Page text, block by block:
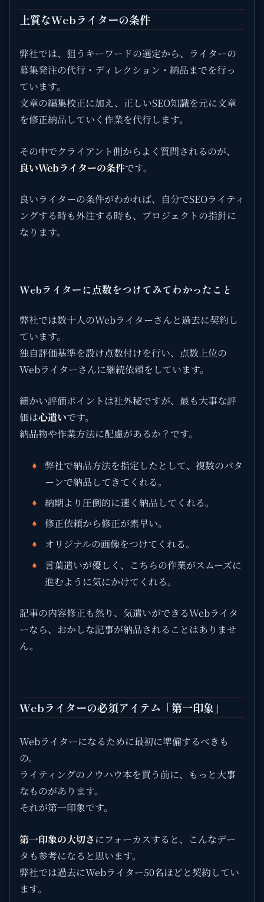
上質なWebライターの条件
弊社では、狙うキーワードの選定から、ライターの
募集発注の代行・ディレクション・納品までを行っ
ています。
文章の編集校正に加え、正しいSEO知識を元に文章
を修正納品していく作業を代行します。
その中でクライアント側からよく質問されるのが、
良いWebライターの条件です。
良いライターの条件がわかれば、自分でSEOライティ
ングする時も外注する時も、プロジェクトの指針に
なります。
Webライターに点数をつけてみてわかったこと
弊社では数十人のWebライターさんと過去に契約し
ています。
独自評価基準を設け点数付けを行い、点数上位の
Webライターさんに継続依頼をしています。
細かい評価ポイントは社外秘ですが、最も大事な評
価は心遣いです。
納品物や作業方法に配慮があるか？です。
弊社で納品方法を指定したとして、複数のパタ
ーンで納品してきてくれる。
納期より圧倒的に速く納品してくれる。
修正依頼から修正が素早い。
オリジナルの画像をつけてくれる。
言葉遣いが優しく、こちらの作業がスムーズに
進むように気にかけてくれる。
記事の内容修正も然り、気遣いができるWebライタ
ーなら、おかしな記事が納品されることはありませ
ん。
Webライターの必須アイテム「第一印象」
Webライターになるために最初に準備するべきも
の。
ライティングのノウハウ本を買う前に、もっと大事
なものがあります。
それが第一印象です。
第一印象の大切さにフォーカスすると、こんなデー
タも参考になると思います。
弊社では過去にWebライター50名ほどと契約してい
ます。